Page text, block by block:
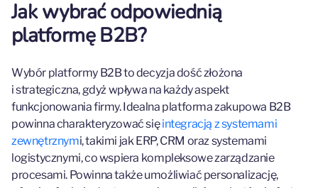
Jak wybrać odpowiednią
platformę B2B?
Wybór platformy B2B to decyzja dość złożona
i strategiczna, gdyż wpływa na każdy aspekt
funkcjonowania firmy. Idealna platforma zakupowa B2B
powinna charakteryzować sięintegracją z systemami
zewnętrznymi, takimi jak ERP, CRM oraz systemami
logistycznymi, co wspiera kompleksowe zarządzanie
procesami. Powinna także umożliwiać personalizację,